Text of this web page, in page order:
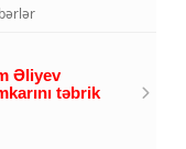
Əliyev
təbrik